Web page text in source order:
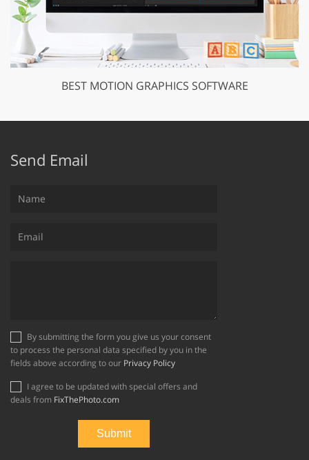
BEST MOTION GRAPHICS SOFTWARE
Send Email
to process the personal data specified by you in the
fields above according to our Privacy Policy
deals from FixThePhoto.com